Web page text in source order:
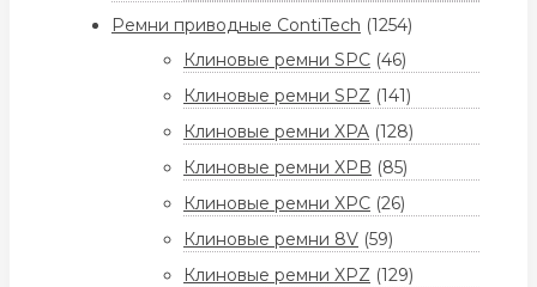
Ремни приводные ContiTech (1254)
Клиновые ремни SPC (46)
Клиновые ремни SPZ (141)
Клиновые ремни XPA (128)
Клиновые ремни XPB (85)
Клиновые ремни XPC (26)
Клиновые ремни 8V (59)
Клиновые ремни XPZ (129)